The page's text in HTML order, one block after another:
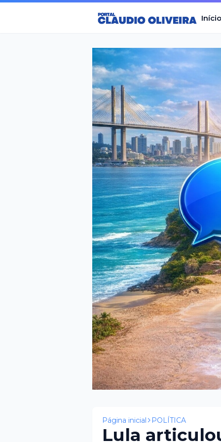
Início
Página inicial POLÍTICA
Lula